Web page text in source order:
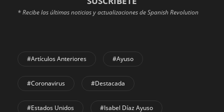
* Recibe las últimas noticias y actualizaciones de Spanish Revolution
#Artículos Anteriores #Ayuso
#coronavirus #Destacada
#Estados Unidos #Isabel Díaz Ayuso